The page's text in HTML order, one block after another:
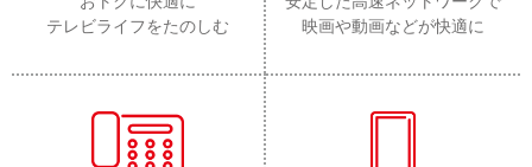
テレビライフをたのしむ
映画や動画などが快適に